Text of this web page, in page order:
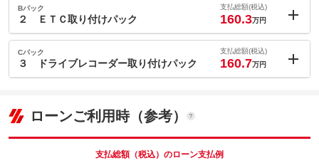
ョン価格
(税込)
車両本体価
146.1万円
Bパック
２ ＥＴＣ取り付けパック
支払総額(税込)
160.3万円
内：オプシ
ョン価格
(税込)
車両本体価
Cパック
３ ドライブレコーダー取り付けパック
支払総額(税込)
160.7万円
車両本体価
146.1
ローンご利用時（参考）
支払総額（税込）のローン支払例